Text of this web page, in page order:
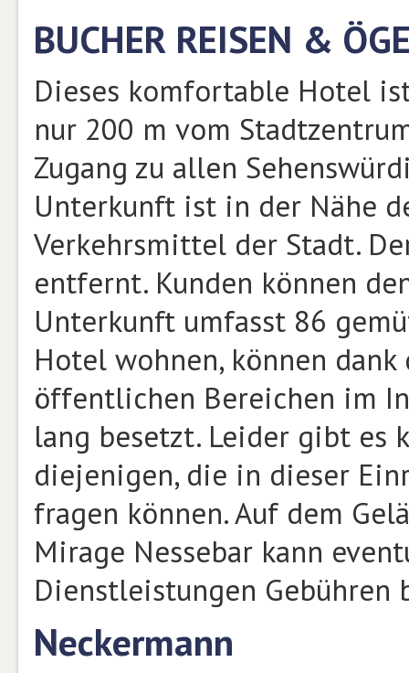
BUCHER REISEN &
Dieses komfortable Hotel
nur 200 m vom
Zugang zu allen
Unterkunft ist in der Nähe
Verkehrsmittel der Stadt.
entfernt. Kunden können
Unterkunft umfasst 86
Hotel wohnen, können
öffentlichen Bereichen im
lang besetzt. Leider gibt es
diejenigen, die in dieser
fragen können. Auf dem
Mirage Nessebar kann
Dienstleistungen Gebühren
Neckermann